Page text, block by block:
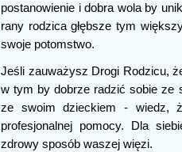
postanowienie i dobra wola by
rany rodzica głębsze tym
swoje potomstwo.
Jeśli zauważysz Drogi Rodzicu,
w tym by dobrze radzić sobie ze
ze swoim dzieckiem - wiedz,
profesjonalnej pomocy. Dla
zdrowy sposób waszej więzi.